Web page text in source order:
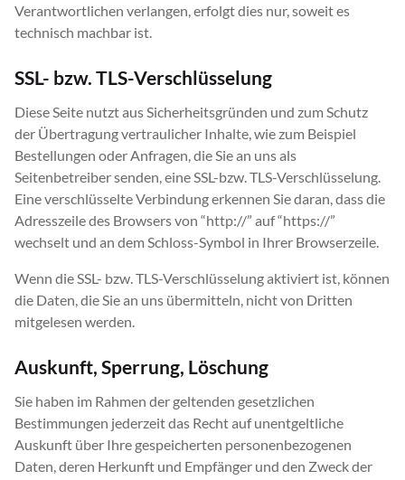
Verantwortlichen verlangen, erfolgt dies nur, soweit es
technisch machbar ist.
SSL- bzw. TLS-Verschlüsselung
Diese Seite nutzt aus Sicherheitsgründen und zum Schutz
der Übertragung vertraulicher Inhalte, wie zum Beispiel
Bestellungen oder Anfragen, die Sie an uns als
Seitenbetreiber senden, eine SSL-bzw. TLS-Verschlüsselung.
Eine verschlüsselte Verbindung erkennen Sie daran, dass die
Adresszeile des Browsers von “http://” auf “https://”
wechselt und an dem Schloss-Symbol in Ihrer Browserzeile.
Wenn die SSL- bzw. TLS-Verschlüsselung aktiviert ist, können
die Daten, die Sie an uns übermitteln, nicht von Dritten
mitgelesen werden.
Auskunft, Sperrung, Löschung
Sie haben im Rahmen der geltenden gesetzlichen
Bestimmungen jederzeit das Recht auf unentgeltliche
Auskunft über Ihre gespeicherten personenbezogenen
Daten, deren Herkunft und Empfänger und den Zweck der